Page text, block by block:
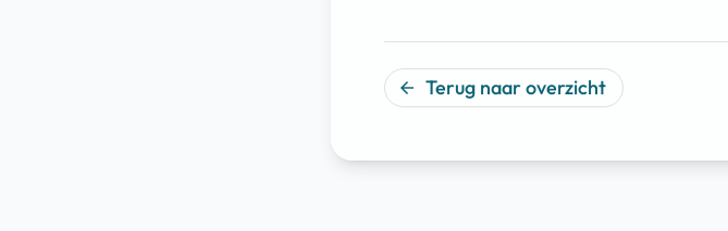
arrow_back Terug naar overzicht